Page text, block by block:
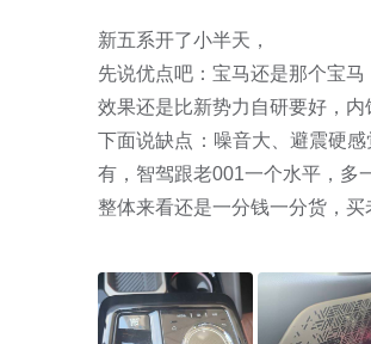
新五系开了小半天，
先说优点吧：宝马还是那个宝
效果还是比新势力自研要好，内
下面说缺点：噪音大、避震硬
有，智驾跟老001一个水平，多
整体来看还是一分钱一分货，买